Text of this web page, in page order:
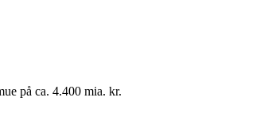
på ca. 4.400 mia. kr.